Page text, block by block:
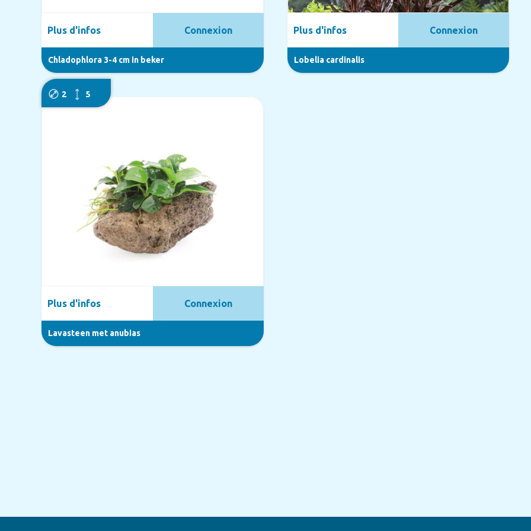
Chladophlora 3-4 cm in beker
Plus d'infos Connexion
Lobelia cardinalis
Plus d'infos Connexion
2 5
Lavasteen met anubias
Plus d'infos Connexion